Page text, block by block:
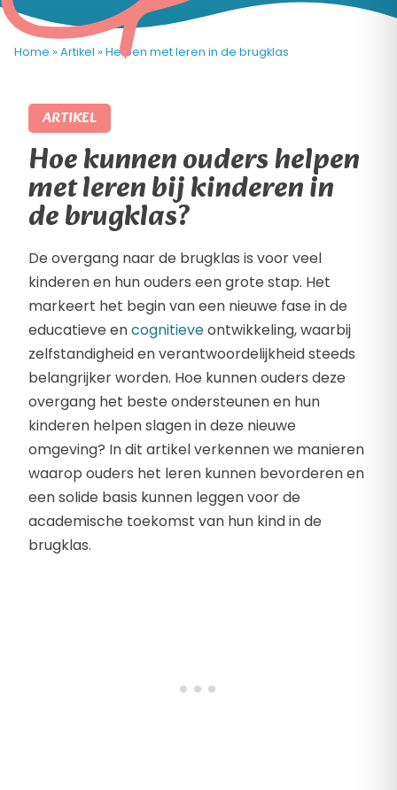
Home » Artikel » Helpen met leren in de brugklas
ARTIKEL
Hoe kunnen ouders helpen
met leren bij kinderen in
de brugklas?
De overgang naar de brugklas is voor veel
kinderen en hun ouders een grote stap. Het
markeert het begin van een nieuwe fase in de
educatieve encognitieveontwikkeling, waarbij
zelfstandigheid en verantwoordelijkheid steeds
belangrijker worden. Hoe kunnen ouders deze
overgang het beste ondersteunen en hun
kinderen helpen slagen in deze nieuwe
omgeving? In dit artikel verkennen we manieren
waarop ouders het leren kunnen bevorderen en
een solide basis kunnen leggen voor de
academische toekomst van hun kind in de
brugklas.